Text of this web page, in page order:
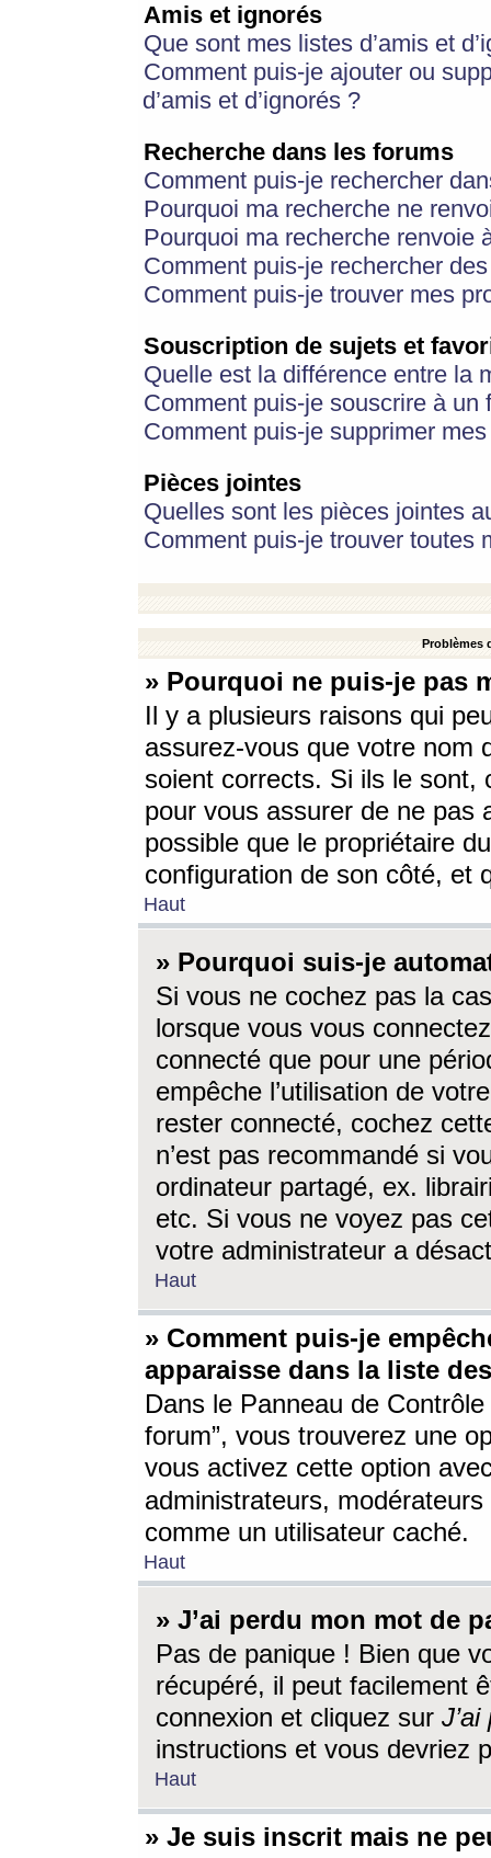
Amis et ignorés
Que sont mes listes d’amis et
Comment puis-je ajouter ou
d’amis et d’ignorés ?
Recherche dans les forums
Comment puis-je rechercher
Pourquoi ma recherche ne
Pourquoi ma recherche renvoie
Comment puis-je rechercher
Comment puis-je trouver mes
Souscription de sujets et
Quelle est la différence entre la
Comment puis-je souscrire à
Comment puis-je supprimer
Pièces jointes
Quelles sont les pièces jointes
Comment puis-je trouver toutes
Problèmes
» Pourquoi ne puis-je pas
Il y a plusieurs raisons qui
assurez-vous que votre nom
soient corrects. Si ils le sont,
pour vous assurer de ne pas
possible que le propriétaire
configuration de son côté, et
Haut
» Pourquoi suis-je
Si vous ne cochez pas la
lorsque vous vous
connecté que pour une
empêche l’utilisation de
rester connecté, cochez
n’est pas recommandé si
ordinateur partagé, ex.
etc. Si vous ne voyez pas
votre administrateur a
Haut
» Comment puis-je
apparaisse dans la liste
Dans le Panneau de
forum”, vous trouverez une
vous activez cette option
administrateurs,
comme un utilisateur caché.
Haut
» J’ai perdu mon mot de
Pas de panique ! Bien que
récupéré, il peut facilement
connexion et cliquez sur
instructions et vous devriez
Haut
» Je suis inscrit mais ne